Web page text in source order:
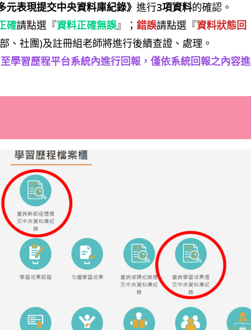
元表現提交中央資料庫紀錄》 進行3項資料的確認。
確請點選『資料正確無誤』； 錯誤請點選『資料狀態回
、社團)及註冊組老師將進行後續查證、處理。
學習歷程平台系統內進行回報，僅依系統回報之內容進